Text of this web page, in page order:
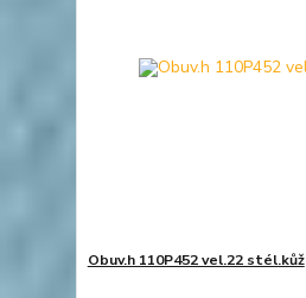
Obuv.h 110P452 vel.22 stél.kůž